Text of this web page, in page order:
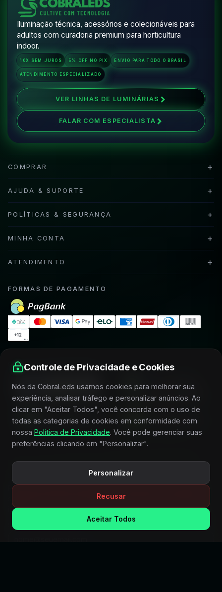
Iluminação técnica, acessórios e colecionáveis para
adultos com curadoria premium para horticultura
indoor.
10X SEM JUROS 5% OFF NO PIX ENVIO PARA TODO O BRASIL
ATENDIMENTO ESPECIALIZADO
VER LINHAS DE LUMINÁRIAS
FALAR COM ESPECIALISTA
COMPRAR +
AJUDA & SUPORTE +
POLÍTICAS & SEGURANÇA +
MINHA CONTA +
ATENDIMENTO +
FORMAS DE PAGAMENTO
SELOS DE SEGURANÇA
FIQUE POR DENTRO E RECEBA CONDIÇÕES
Receba novidades, lançamentos, promoções e conteúdos
selecionados sobre iluminação, acessórios e horticultura
indoor.
SEU MELHOR E-MAIL
Controle de Privacidade e Cookies
Nós da CobraLeds usamos cookies para melhorar sua
experiência, analisar tráfego e personalizar anúncios. Ao
clicar em "Aceitar Todos", você concorda com o uso de
todas as categorias de cookies em conformidade com
nossa Política de Privacidade. Você pode gerenciar suas
preferências clicando em "Personalizar".
Personalizar
Recusar
Aceitar Todos